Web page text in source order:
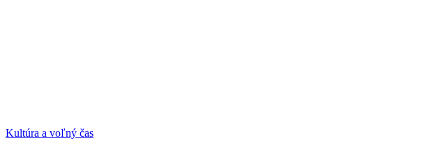
Kultúra a voľný čas